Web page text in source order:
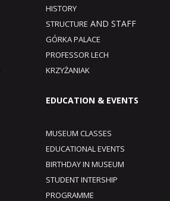
HISTORY
STRUCTURE AND STAFF
GÓRKA PALACE
PROFESSOR LECH
KRZYŻANIAK
EDUCATION & EVENTS
MUSEUM CLASSES
EDUCATIONAL EVENTS
BIRTHDAY IN MUSEUM
STUDENT INTERSHIP
PROGRAMME